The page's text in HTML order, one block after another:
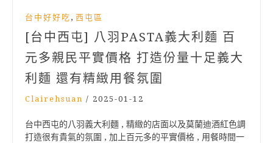
台中好好吃 , 西屯區
[台中西屯] 八羽PASTA義大利麵 百
元多親民平實價格 打造份量十足義大
利麵 還有精緻用餐氛圍
Clairehsuan / 2025-01-12
台中西屯的八羽義大利麵 , 精緻的店面以及莫蘭迪酒紅色調
打造很有貴氣的氛圍 , 加上百元多的平實價格 , 用餐時間一